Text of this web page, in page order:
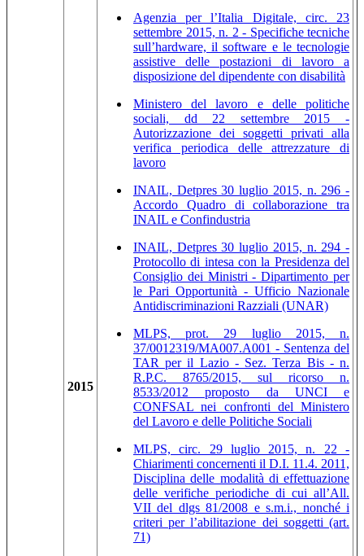
2015
Agenzia per l’Italia Digitale, circ. 23
settembre 2015, n. 2 - Specifiche tecniche
sull’hardware, il software e le tecnologie
assistive delle postazioni di lavoro a
disposizione del dipendente con disabilità
Ministero del lavoro e delle politiche
sociali, dd 22 settembre 2015 -
Autorizzazione dei soggetti privati alla
verifica periodica delle attrezzature di
lavoro
INAIL, Detpres 30 luglio 2015, n. 296 -
Accordo Quadro di collaborazione tra
INAIL e Confindustria
INAIL, Detpres 30 luglio 2015, n. 294 -
Protocollo di intesa con la Presidenza del
Consiglio dei Ministri - Dipartimento per
le Pari Opportunità - Ufficio Nazionale
Antidiscriminazioni Razziali (UNAR)
MLPS, prot. 29 luglio 2015, n.
37/0012319/MA007.A001 - Sentenza del
TAR per il Lazio - Sez. Terza Bis - n.
R.P.C. 8765/2015, sul ricorso n.
8533/2012 proposto da UNCI e
CONFSAL nei confronti del Ministero
del Lavoro e delle Politiche Sociali
MLPS, circ. 29 luglio 2015, n. 22 -
Chiarimenti concernenti il D.I. 11.4. 2011,
Disciplina delle modalità di effettuazione
delle verifiche periodiche di cui all’All.
VII del dlgs 81/2008 e s.m.i., nonché i
criteri per l’abilitazione dei soggetti (art.
71)